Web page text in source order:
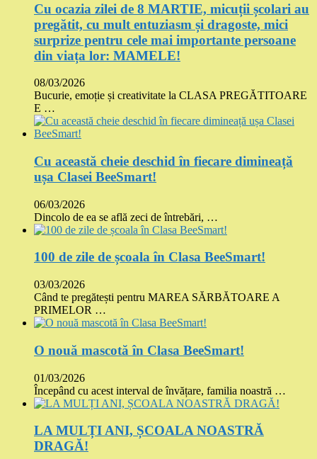
Cu ocazia zilei de 8 MARTIE, micuții școlari au
pregătit, cu mult entuziasm și dragoste, mici
surprize pentru cele mai importante persoane
din viața lor: MAMELE!
08/03/2026
Bucurie, emoție și creativitate la CLASA PREGĂTITOARE
E …
Cu această cheie deschid în fiecare dimineață
ușa Clasei BeeSmart!
06/03/2026
Dincolo de ea se află zeci de întrebări, …
100 de zile de școala în Clasa BeeSmart!
03/03/2026
Când te pregătești pentru MAREA SĂRBĂTOARE A
PRIMELOR …
O nouă mascotă în Clasa BeeSmart!
01/03/2026
Începând cu acest interval de învățare, familia noastră …
LA MULȚI ANI, ȘCOALA NOASTRĂ
DRAGĂ!